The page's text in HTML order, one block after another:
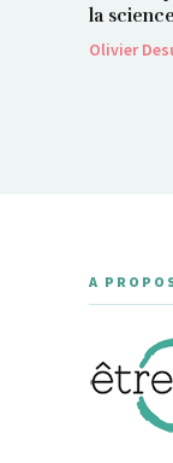
la
Olivier
A